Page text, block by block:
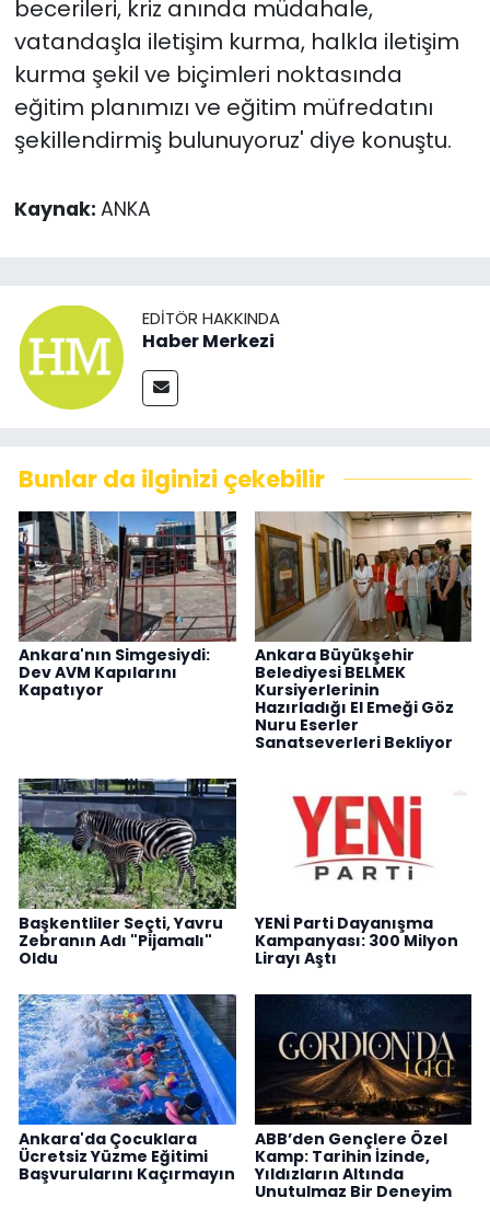
becerileri, kriz anında müdahale,
vatandaşla iletişim kurma, halkla iletişim
kurma şekil ve biçimleri noktasında
eğitim planımızı ve eğitim müfredatını
şekillendirmiş bulunuyoruz' diye konuştu.
Kaynak: ANKA
EDITÖR HAKKINDA
Haber Merkezi
Bunlar da ilginizi çekebilir
Ankara'nın Simgesiydi:
Dev AVM Kapılarını
Kapatıyor
Ankara Büyükşehir
Belediyesi BELMEK
Kursiyerlerinin
Hazırladığı El Emeği Göz
Nuru Eserler
Sanatseverleri Bekliyor
Başkentliler Seçti, Yavru
Zebranın Adı "Pijamalı"
Oldu
YENİ Parti Dayanışma
Kampanyası: 300 Milyon
Lirayı Aştı
Ankara'da Çocuklara
Ücretsiz Yüzme Eğitimi
Başvurularını Kaçırmayın
ABB’den Gençlere Özel
Kamp: Tarihin İzinde,
Yıldızların Altında
Unutulmaz Bir Deneyim